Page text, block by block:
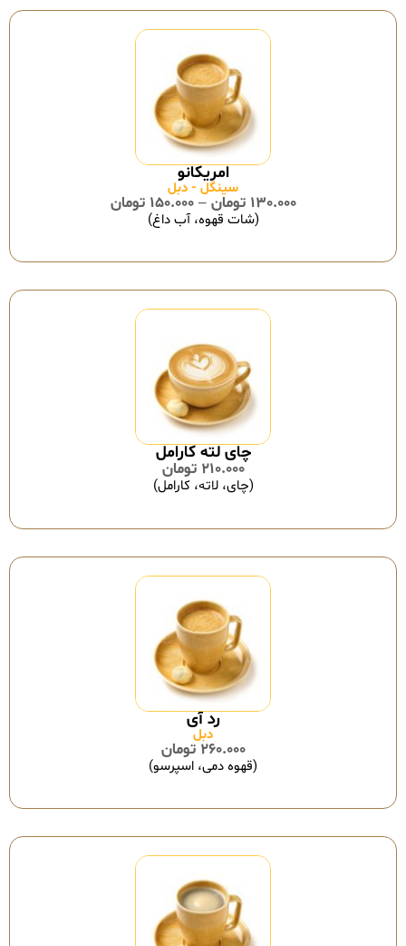
‎امریکانو
سینگل - دبل
130.000 تومان –
150.000 تومان
(شات قهوه، آب داغ)
‎چای لته کارامل
210.000 تومان
(چای، لاته، کارامل)
رد آی
دبل
260.000 تومان
(قهوه دمی، اسپرسو)